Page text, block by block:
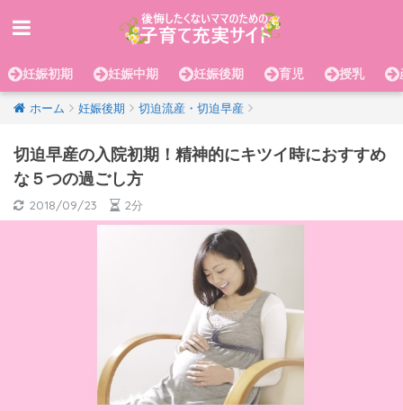
妊娠初期 妊娠中期 妊娠後期 育児 授乳
ホーム 妊娠後期 切迫流産・切迫早産
切迫早産の入院初期！精神的にキツイ時におすすめ
な５つの過ごし方
2018/09/23 2分